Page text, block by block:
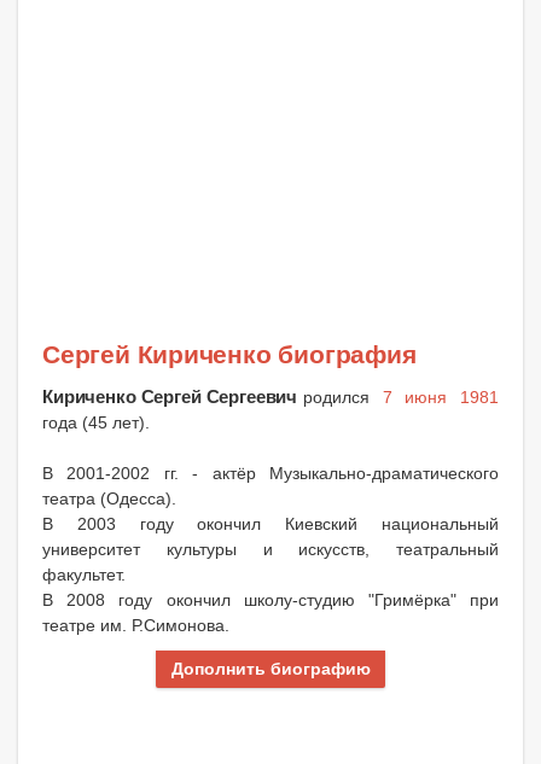
Сергей Кириченко биография
Кириченко Сергей Сергеевич родился 7 июня 1981
года (45 лет).
В 2001-2002 гг. - актёр Музыкально-драматического
театра (Одесса).
В 2003 году окончил Киевский национальный
университет культуры и искусств, театральный
факультет.
В 2008 году окончил школу-студию "Гримёрка" при
театре им. Р.Симонова.
Дополнить биографию